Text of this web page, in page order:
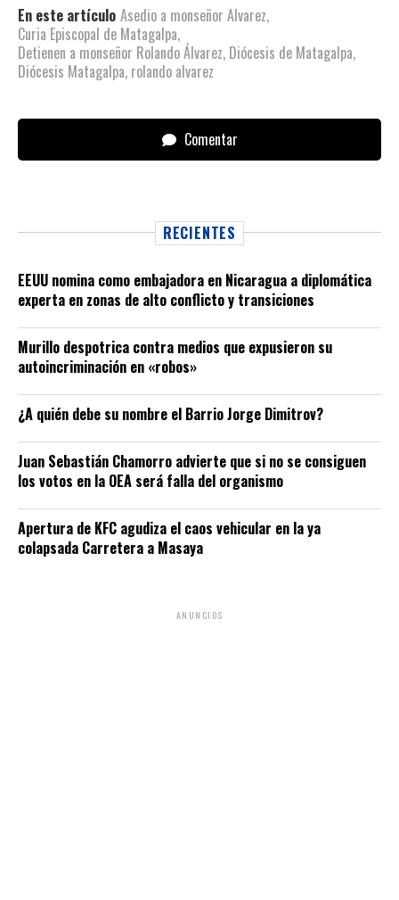
En este artículo Asedio a monseñor Alvarez,
Curia Episcopal de Matagalpa,
Detienen a monseñor Rolando Álvarez, Diócesis de Matagalpa,
Diócesis Matagalpa, rolando alvarez
Comentar
RECIENTES
EEUU nomina como embajadora en Nicaragua a diplomática
experta en zonas de alto conflicto y transiciones
Murillo despotrica contra medios que expusieron su
autoincriminación en «robos»
¿A quién debe su nombre el Barrio Jorge Dimitrov?
Juan Sebastián Chamorro advierte que si no se consiguen
los votos en la OEA será falla del organismo
Apertura de KFC agudiza el caos vehicular en la ya
colapsada Carretera a Masaya
ANUNCIOS